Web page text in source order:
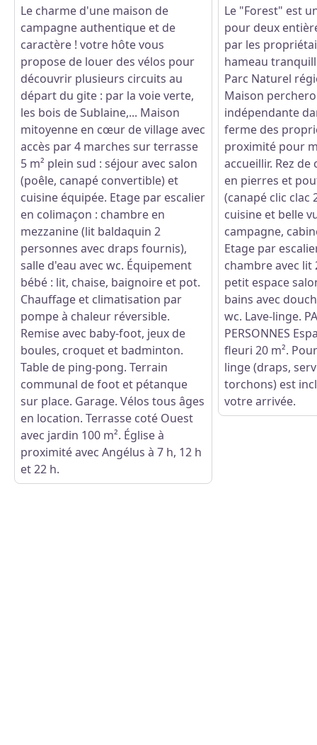
Le charme d'une maison de
campagne authentique et de
caractère ! votre hôte vous
propose de louer des vélos pour
découvrir plusieurs circuits au
départ du gite : par la voie verte,
les bois de Sublaine,... Maison
mitoyenne en cœur de village avec
accès par 4 marches sur terrasse
5 m² plein sud : séjour avec salon
(poêle, canapé convertible) et
cuisine équipée. Etage par escalier
en colimaçon : chambre en
mezzanine (lit baldaquin 2
personnes avec draps fournis),
salle d'eau avec wc. Équipement
bébé : lit, chaise, baignoire et pot.
Chauffage et climatisation par
pompe à chaleur réversible.
Remise avec baby-foot, jeux de
boules, croquet et badminton.
Table de ping-pong. Terrain
communal de foot et pétanque
sur place. Garage. Vélos tous âges
en location. Terrasse coté Ouest
avec jardin 100 m². Église à
proximité avec Angélus à 7 h, 12 h
et 22 h.
Le "Forest" est
pour deux
par les
hameau
Parc Naturel
Maison
indépendante
ferme des
proximité pour
accueillir. Rez de
en pierres et
(canapé clic clac
cuisine et belle
campagne,
Etage par
chambre avec lit
petit espace
bains avec
wc. Lave-linge.
PERSONNES
fleuri 20 m².
linge (draps,
torchons) est
votre arrivée.